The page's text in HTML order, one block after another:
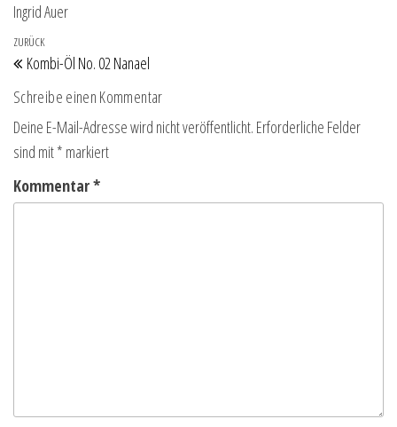
Ingrid Auer
Beitragsnavigation
Vorheriger Beitrag
ZURÜCK
Kombi-Öl No. 02 Nanael
Schreibe einen Kommentar
Deine E-Mail-Adresse wird nicht veröffentlicht. Erforderliche Felder
sind mit* markiert
Kommentar*